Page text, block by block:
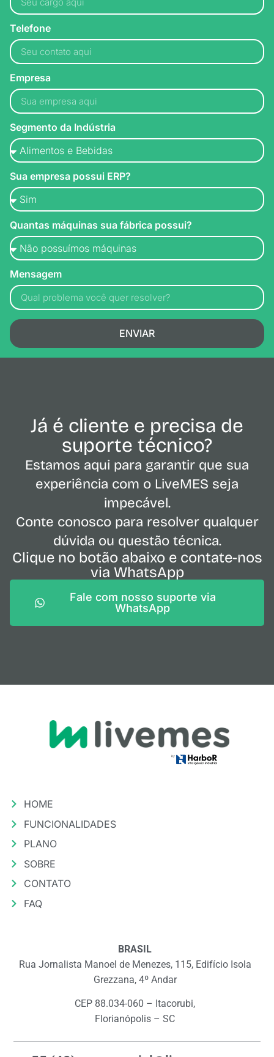
Telefone
Empresa
Segmento da Indústria
Sua empresa possui ERP?
Quantas máquinas sua fábrica possui?
Mensagem
ENVIAR
Já é cliente e precisa de
suporte técnico?
Estamos aqui para garantir que sua
experiência com o LiveMES seja
impecável.
Conte conosco para resolver qualquer
dúvida ou questão técnica.
Clique no botão abaixo e contate-nos
via WhatsApp
Fale com nosso suporte via
WhatsApp
HOME
FUNCIONALIDADES
PLANO
SOBRE
CONTATO
FAQ
BRASIL
Rua Jornalista Manoel de Menezes, 115, Edifício Isola
Grezzana, 4º Andar
CEP 88.034-060 – Itacorubi,
Florianópolis – SC